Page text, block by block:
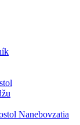
Nanebovzatia